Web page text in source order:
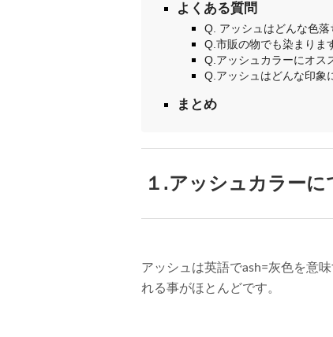
よくある質問
Q. アッシュはどんな色落
Q.市販の物でも染まりま
Q.アッシュカラーにオス
Q.アッシュはどんな印象
まとめ
１.アッシュカラーに
アッシュは英語でash=灰色を意
れる事がほとんどです。